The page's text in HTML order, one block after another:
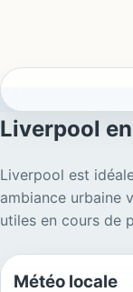
Liverpool
Liverpool est
ambiance urbaine
utiles en cours de
Météo locale